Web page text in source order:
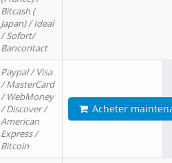
Bitcash (
Japan) / Ideal
/ Sofort/
Bancontact
Paypal / Visa
/ MasterCard
/ WebMoney
/ Discover /
American
Express /
Bitcoin
Acheter